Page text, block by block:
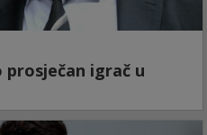
prosječan igrač u